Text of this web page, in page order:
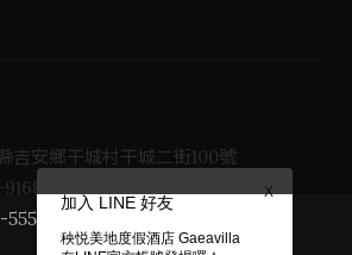
吉安鄉干城村干城二街100號
X
加入 LINE 好友
秧悦美地度假酒店 Gaeavilla